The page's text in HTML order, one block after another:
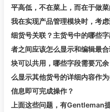
平高低，不在菜上，而在于做菜
我在实现产品管理模块时，考
细货号关联？主货号中的哪些
者之间应该怎么显示和编辑最
块可以共用，哪些字段需要冗
么显示其他货号的详细内容作
信息即可完成操作？
上面这些问题，有Gentleman